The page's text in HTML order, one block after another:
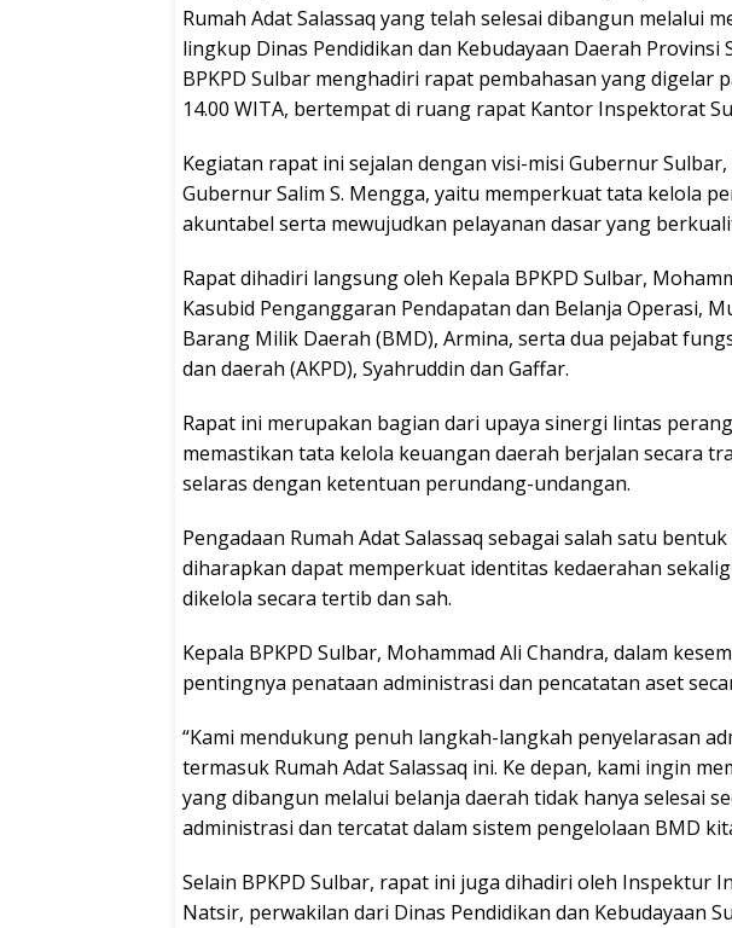
Rumah Adat Salassaq yang telah selesai dibangun melalui
lingkup Dinas Pendidikan dan Kebudayaan Daerah Provinsi
BPKPD Sulbar menghadiri rapat pembahasan yang digelar
14.00 WITA, bertempat di ruang rapat Kantor Inspektorat
Kegiatan rapat ini sejalan dengan visi-misi Gubernur Sulbar,
Gubernur Salim S. Mengga, yaitu memperkuat tata kelola
akuntabel serta mewujudkan pelayanan dasar yang
Rapat dihadiri langsung oleh Kepala BPKPD Sulbar,
Kasubid Penganggaran Pendapatan dan Belanja Operasi,
Barang Milik Daerah (BMD), Armina, serta dua pejabat
dan daerah (AKPD), Syahruddin dan Gaffar.
Rapat ini merupakan bagian dari upaya sinergi lintas
memastikan tata kelola keuangan daerah berjalan secara
selaras dengan ketentuan perundang-undangan.
Pengadaan Rumah Adat Salassaq sebagai salah satu
diharapkan dapat memperkuat identitas kedaerahan
dikelola secara tertib dan sah.
Kepala BPKPD Sulbar, Mohammad Ali Chandra, dalam
pentingnya penataan administrasi dan pencatatan aset
“Kami mendukung penuh langkah-langkah penyelarasan
termasuk Rumah Adat Salassaq ini. Ke depan, kami ingin
yang dibangun melalui belanja daerah tidak hanya selesai
administrasi dan tercatat dalam sistem pengelolaan BMD
Selain BPKPD Sulbar, rapat ini juga dihadiri oleh Inspektur
Natsir, perwakilan dari Dinas Pendidikan dan Kebudayaan